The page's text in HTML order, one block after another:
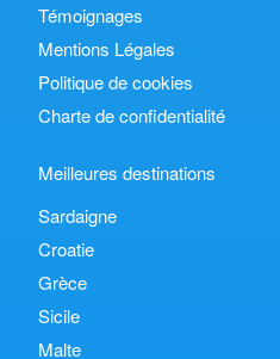
Témoignages
Mentions Légales
Politique de cookies
Charte de confidentialité
Meilleures destinations
Sardaigne
Croatie
Grèce
Sicile
Malte